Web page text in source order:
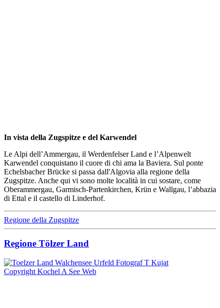
In vista della Zugspitze e del Karwendel
Le Alpi dell’Ammergau, il Werdenfelser Land e l’Alpenwelt
Karwendel conquistano il cuore di chi ama la Baviera. Sul ponte
Echelsbacher Brücke si passa dall'Algovia alla regione della
Zugspitze. Anche qui vi sono molte località in cui sostare, come
Oberammergau, Garmisch-Partenkirchen, Krün e Wallgau, l’abbazia
di Ettal e il castello di Linderhof.
Regione della Zugspitze
Regione Tölzer Land